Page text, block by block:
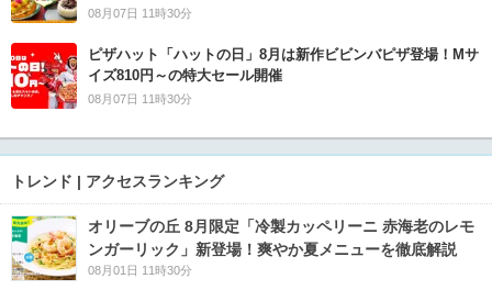
08月07日 11時30分
ピザハット「ハットの日」8月は新作ビビンバピザ登場！Mサ
イズ810円～の特大セール開催
08月07日 11時30分
トレンド | アクセスランキング
オリーブの丘 8月限定「冷製カッペリーニ 赤海老のレモ
ンガーリック」新登場！爽やか夏メニューを徹底解説
08月01日 11時30分